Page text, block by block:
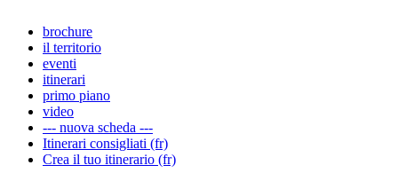
brochure
il territorio
eventi
itinerari
primo piano
video
--- nuova scheda ---
Itinerari consigliati (fr)
Crea il tuo itinerario (fr)